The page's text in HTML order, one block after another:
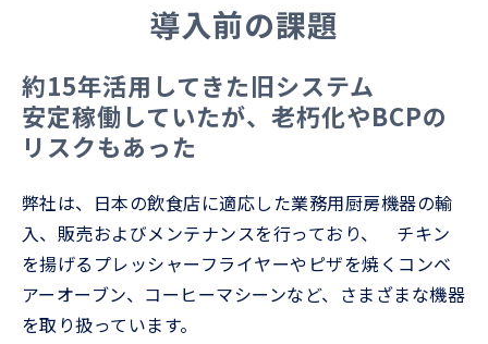
導入前の課題
約15年活用してきた旧システム
安定稼働していたが、老朽化やBCPの
リスクもあった
弊社は、日本の飲食店に適応した業務用厨房機器の輸
入、販売およびメンテナンスを行っており、 チキン
を揚げるプレッシャーフライヤーやピザを焼くコンベ
アーオーブン、コーヒーマシーンなど、さまざまな機器
を取り扱っています。